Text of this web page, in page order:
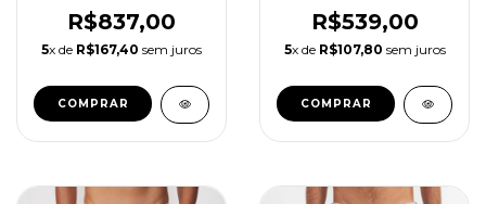
R$837,00
5x de R$167,40 sem juros
COMPRAR
R$539,00
5x de R$107,80 sem juros
COMPRAR